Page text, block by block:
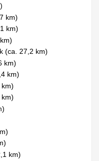
km)
km)
(ca. 27,2 km)
km)
km)
km)